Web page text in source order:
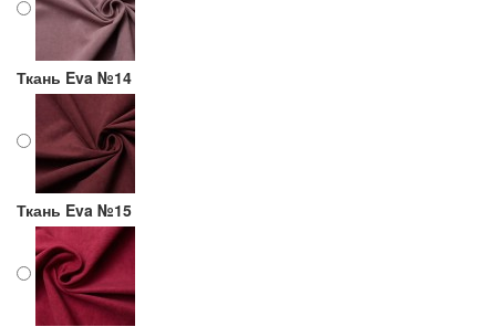
Ткань Eva №14
Ткань Eva №15